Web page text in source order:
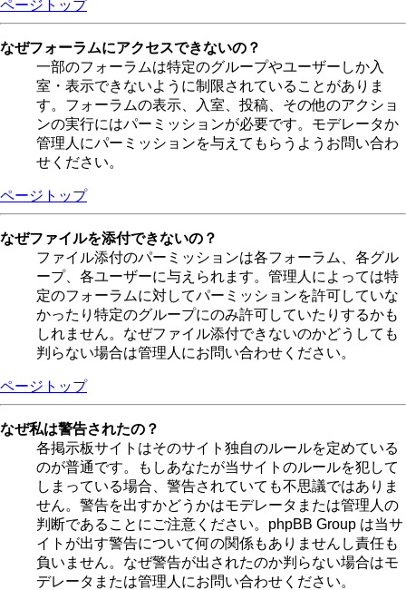
ページトップ
なぜフォーラムにアクセスできないの？
一部のフォーラムは特定のグループやユーザーしか入
室・表示できないように制限されていることがありま
す。フォーラムの表示、入室、投稿、その他のアクショ
ンの実行にはパーミッションが必要です。モデレータか
管理人にパーミッションを与えてもらうようお問い合わ
せください。
ページトップ
なぜファイルを添付できないの？
ファイル添付のパーミッションは各フォーラム、各グル
ープ、各ユーザーに与えられます。管理人によっては特
定のフォーラムに対してパーミッションを許可していな
かったり特定のグループにのみ許可していたりするかも
しれません。なぜファイル添付できないのかどうしても
判らない場合は管理人にお問い合わせください。
ページトップ
なぜ私は警告されたの？
各掲示板サイトはそのサイト独自のルールを定めている
のが普通です。もしあなたが当サイトのルールを犯して
しまっている場合、警告されていても不思議ではありま
せん。警告を出すかどうかはモデレータまたは管理人の
判断であることにご注意ください。phpBB Group は当サ
イトが出す警告について何の関係もありませんし責任も
負いません。なぜ警告が出されたのか判らない場合はモ
デレータまたは管理人にお問い合わせください。